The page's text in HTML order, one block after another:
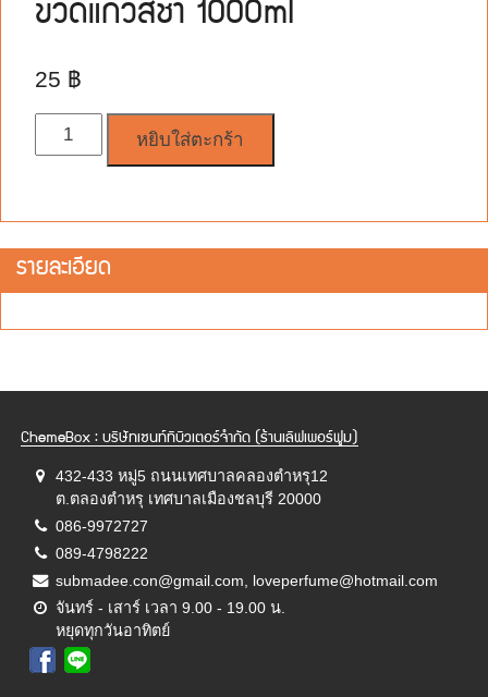
ขวดแก้วสีชา 1000ml
25 ฿
จำนวน
หยิบใส่ตะกร้า
รายละเอียด
ChemeBox : บริษัทเซนท์ทิบิวเตอร์จำกัด (ร้านเลิฟเพอร์ฟูม)
432-433 หมู่5 ถนนเทศบาลคลองตำหรุ12
ต.ตลองตำหรุ เทศบาลเมืองชลบุรี 20000
086-9972727
089-4798222
submadee.con@gmail.com, loveperfume@hotmail.com
จันทร์ - เสาร์ เวลา 9.00 - 19.00 น.
หยุดทุกวันอาทิตย์